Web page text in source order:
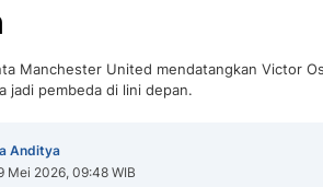
Manchester United mendatangkan Victor
jadi pembeda di lini depan.
Anditya
Mei 2026, 09:48 WIB